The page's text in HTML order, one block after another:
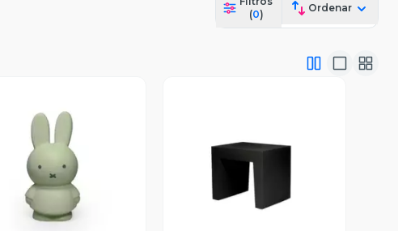
(0)
Ordenar
Vista Previa Vista Previa